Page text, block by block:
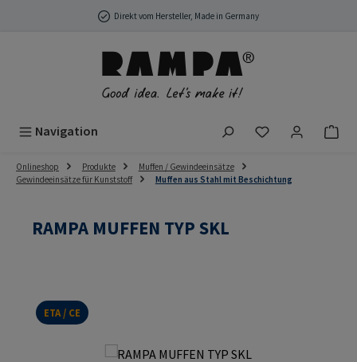
Zum Hauptinhalt springenDirekt vom Hersteller, Made in Germany
Navigation Du hast 0
Onlineshop Produkte
Muffen / Gewindeeinsätze
Gewindeeinsätze für Kunststoff
Muffen aus Stahl mit Beschichtung
RAMPA MUFFEN TYP SKL
ETA / CE
Bildergalerie überspringen